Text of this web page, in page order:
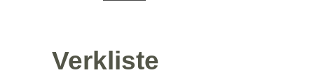
Verkliste